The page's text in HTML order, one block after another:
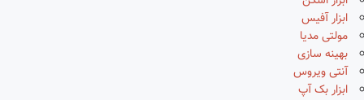
ابزار آفیس
مولتی مدیا
بهینه سازی
آنتی ویروس
ابزار بک آپ